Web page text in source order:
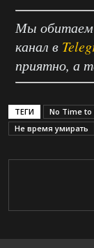
Мы
канал в
приятно, а
ТЕГИ No Time to
Не время умирать